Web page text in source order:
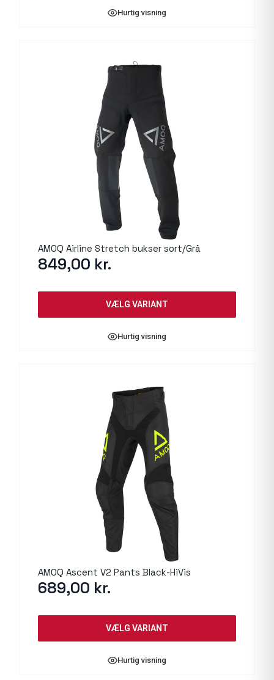
Hurtig visning
AMOQ Airline Stretch bukser sort/Grå
849,00 kr.
VÆLG VARIANT
Hurtig visning
AMOQ Ascent V2 Pants Black-HiVis
689,00 kr.
VÆLG VARIANT
Hurtig visning